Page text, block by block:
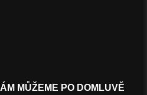
MŮŽEME PO DOMLUVĚ